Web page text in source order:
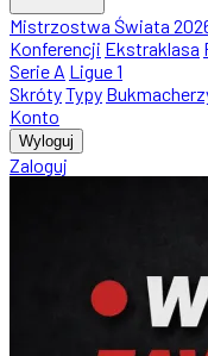
Mistrzostwa Świata
Konferencji Ekstraklasa
Serie A Ligue 1
SkrótyTypy
Konto
Wyloguj
Zaloguj